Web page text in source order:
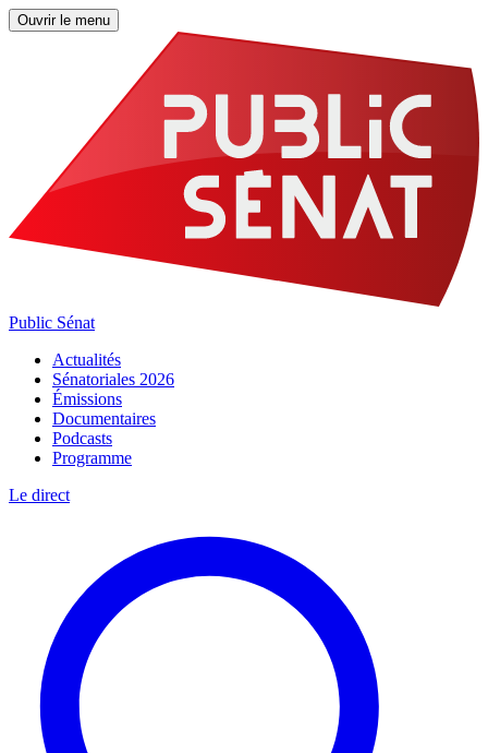
Ouvrir le menu
Public Sénat
Actualités
Sénatoriales 2026
Émissions
Documentaires
Podcasts
Programme
Le direct